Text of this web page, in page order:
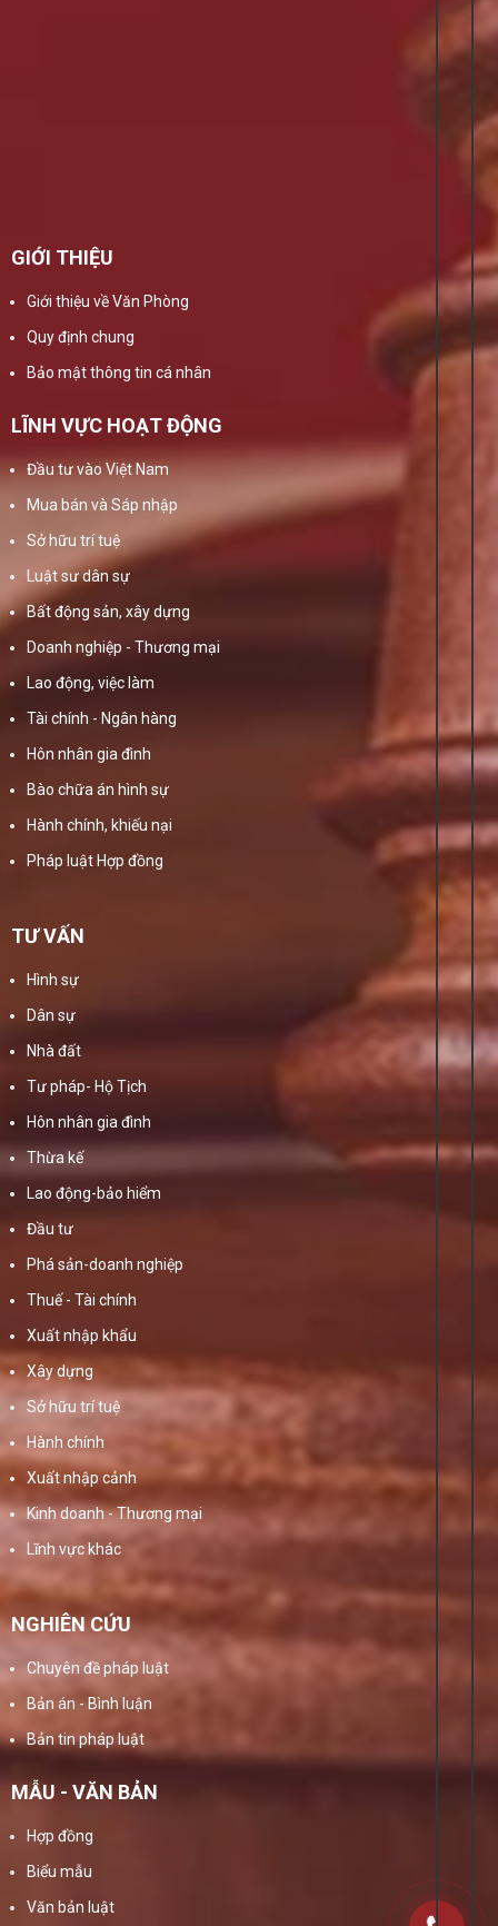
GIỚI THIỆU
Giới thiệu về Văn Phòng
Quy định chung
Bảo mật thông tin cá nhân
LĨNH VỰC HOẠT ĐỘNG
Đầu tư vào Việt Nam
Mua bán và Sáp nhập
Sở hữu trí tuệ
Luật sư dân sự
Bất động sản, xây dựng
Doanh nghiệp - Thương mại
Lao động, việc làm
Tài chính - Ngân hàng
Hôn nhân gia đình
Bào chữa án hình sự
Hành chính, khiếu nại
Pháp luật Hợp đồng
TƯ VẤN
Hình sự
Dân sự
Nhà đất
Tư pháp- Hộ Tịch
Hôn nhân gia đình
Thừa kế
Lao động-bảo hiểm
Đầu tư
Phá sản-doanh nghiệp
Thuế - Tài chính
Xuất nhập khẩu
Xây dựng
Sở hữu trí tuệ
Hành chính
Xuất nhập cảnh
Kinh doanh - Thương mại
Lĩnh vực khác
NGHIÊN CỨU
Chuyên đề pháp luật
Bản án - Bình luận
Bản tin pháp luật
MẪU - VĂN BẢN
Hợp đồng
Biểu mẫu
Văn bản luật